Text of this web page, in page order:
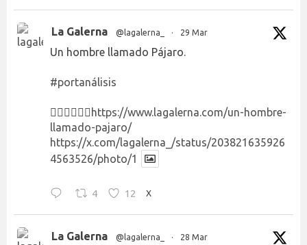
La Galerna @lagalerna_ · 29 Mar
Un hombre llamado Pájaro.
#portanálisis
👉🏻👉🏻👉🏻 https://www.lagalerna.com/un-hombre-
llamado-pajaro/
https://x.com/lagalerna_/status/203821635926
4563526/photo/1
4 12 X
La Galerna @lagalerna_ · 28 Mar